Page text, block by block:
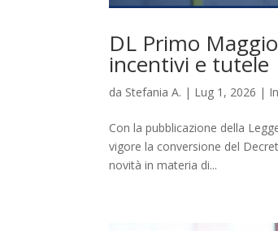
DL Primo
incentivi e tutele
da Stefania A. | Lug 1, 2026 |
Con la pubblicazione della
vigore la conversione del
novità in materia di...